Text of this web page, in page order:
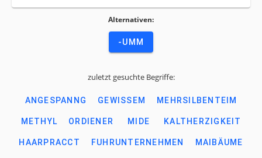
Alternativen:
-UMM
zuletzt gesuchte Begriffe:
ANGESPANNG GEWISSEM MEHRSILBENTEIM
METHYL ORDIENER MIDE KALTHERZIGKEIT
HAARPRACCT FUHRUNTERNEHMEN MAIBÄUME